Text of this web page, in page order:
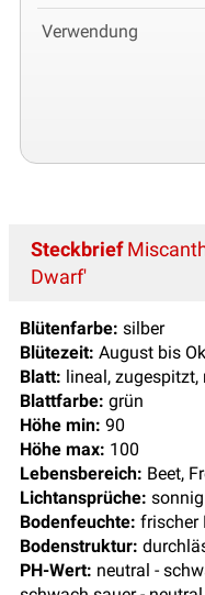
Verwendung
Steckbrief
Dwarf'
Blütenfarbe: silber
Blütezeit: August bis
Blatt: lineal,
Blattfarbe: grün
Höhe min: 90
Höhe max: 100
Lebensbereich: Beet,
Lichtansprüche: sonnig
Bodenfeuchte: frischer
Bodenstruktur:
PH-Wert: neutral -